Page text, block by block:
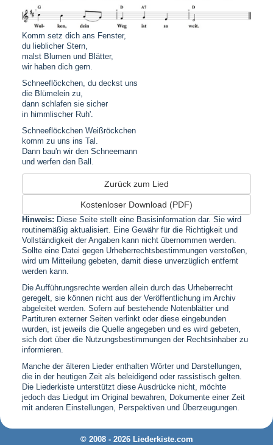
Komm setz dich ans Fenster,
du lieblicher Stern,
malst Blumen und Blätter,
wir haben dich gern.
Schneeflöckchen, du deckst uns
die Blümelein zu,
dann schlafen sie sicher
in himmlischer Ruh'.
Schneeflöckchen Weißröckchen
komm zu uns ins Tal.
Dann bau'n wir den Schneemann
und werfen den Ball.
Zurück zum Lied
Kostenloser Download (PDF)
Hinweis: Diese Seite stellt eine Basisinformation dar. Sie wird
routinemäßig aktualisiert. Eine Gewähr für die Richtigkeit und
Vollständigkeit der Angaben kann nicht übernommen werden.
Sollte eine Datei gegen Urheberrechtsbestimmungen verstoßen,
wird um Mitteilung gebeten, damit diese unverzüglich entfernt
werden kann.
Die Aufführungsrechte werden allein durch das Urheberrecht
geregelt, sie können nicht aus der Veröffentlichung im Archiv
abgeleitet werden. Sofern auf bestehende Notenblätter und
Partituren externer Seiten verlinkt oder diese eingebunden
wurden, ist jeweils die Quelle angegeben und es wird gebeten,
sich dort über die Nutzungsbestimmungen der Rechtsinhaber zu
informieren.
Manche der älteren Lieder enthalten Wörter und Darstellungen,
die in der heutigen Zeit als beleidigend oder rassistisch gelten.
Die Liederkiste unterstützt diese Ausdrücke nicht, möchte
jedoch das Liedgut im Original bewahren, Dokumente einer Zeit
mit anderen Einstellungen, Perspektiven und Überzeugungen.
© 2008 - 2026 Liederkiste.com